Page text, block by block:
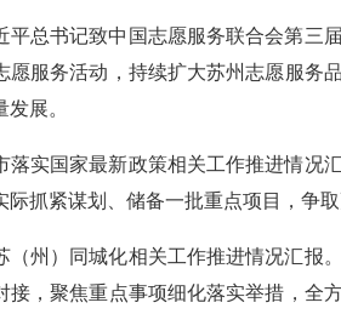
平总书记致中国志愿服务联合会第三
愿服务活动，持续扩大苏州志愿服务
展。
落实国家最新政策相关工作推进情况
际抓紧谋划、储备一批重点项目，争
（州）同城化相关工作推进情况汇报
接，聚焦重点事项细化落实举措，全